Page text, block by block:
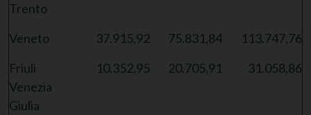
Trento
Veneto 37.915,92 75.831,84
113.747,76
Friuli
Venezia
Giulia
10.352,95 20.705,91 31.058,86